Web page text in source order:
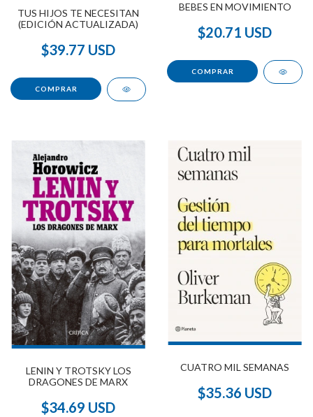
TUS HIJOS TE NECESITAN
(EDICIÓN ACTUALIZADA)
$39.77 USD
BEBES EN MOVIMIENTO
$20.71 USD
LENIN Y TROTSKY LOS
DRAGONES DE MARX
$34.69 USD
CUATRO MIL SEMANAS
$35.36 USD